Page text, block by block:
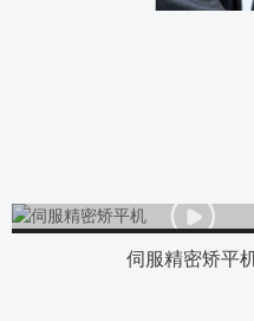
伺服精密矫平